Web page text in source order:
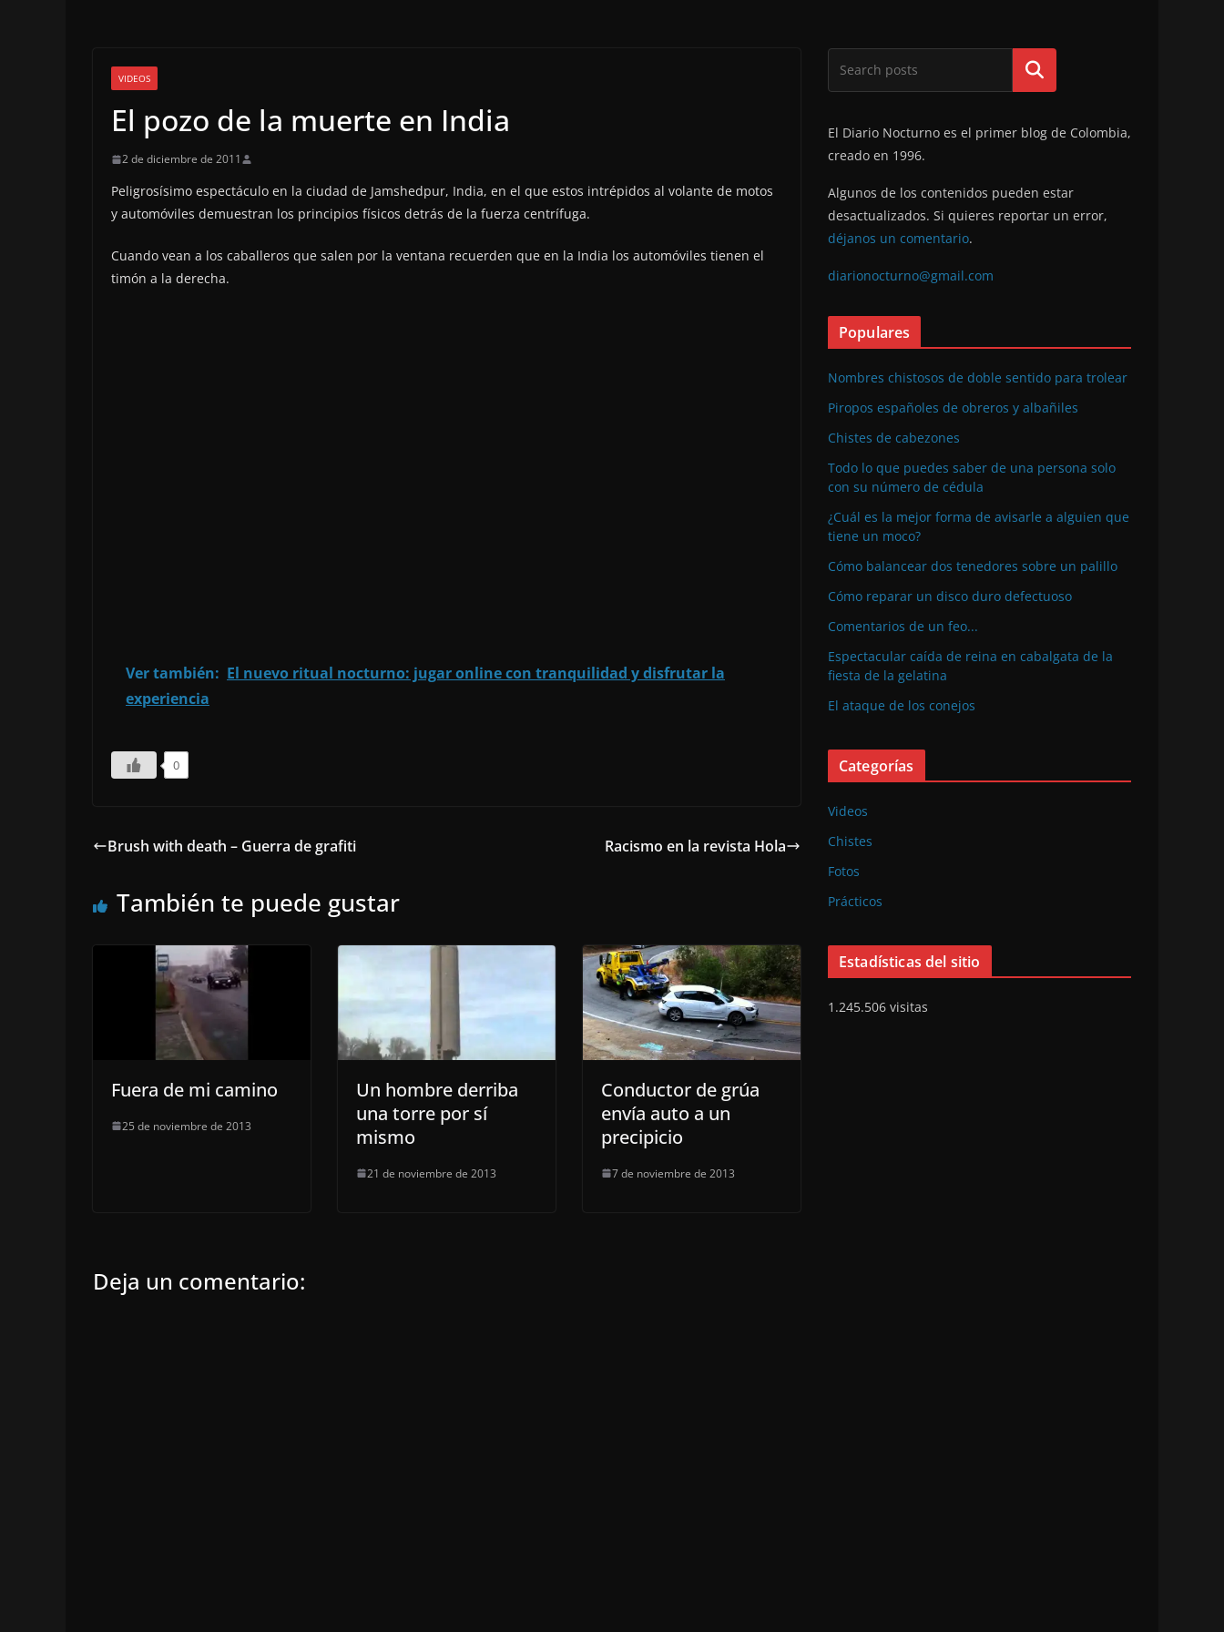
VIDEOS
El pozo de la muerte en India
2 de diciembre de 2011
Peligrosísimo espectáculo en la ciudad de Jamshedpur, India, en el que estos intrépidos al volante de motos
y automóviles demuestran los principios físicos detrás de la fuerza centrífuga.
Cuando vean a los caballeros que salen por la ventana recuerden que en la India los automóviles tienen el
timón a la derecha.
Ver también: El nuevo ritual nocturno: jugar online con tranquilidad y disfrutar la
experiencia
0
Brush with death – Guerra de grafiti Racismo en la revista Hola
También te puede gustar
Fuera de mi camino
25 de noviembre de 2013
Un hombre derriba
una torre por sí
mismo
21 de noviembre de 2013
Conductor de grúa
envía auto a un
precipicio
7 de noviembre de 2013
Deja un comentario:
Buscar
El Diario Nocturno es el primer blog de Colombia,
creado en 1996.
Algunos de los contenidos pueden estar
desactualizados. Si quieres reportar un error,
déjanos un comentario.
diarionocturno@gmail.com
Populares
Nombres chistosos de doble sentido para trolear
Piropos españoles de obreros y albañiles
Chistes de cabezones
Todo lo que puedes saber de una persona solo
con su número de cédula
¿Cuál es la mejor forma de avisarle a alguien que
tiene un moco?
Cómo balancear dos tenedores sobre un palillo
Cómo reparar un disco duro defectuoso
Comentarios de un feo...
Espectacular caída de reina en cabalgata de la
fiesta de la gelatina
El ataque de los conejos
Categorías
Videos
Chistes
Fotos
Prácticos
Estadísticas del sitio
1.245.506 visitas